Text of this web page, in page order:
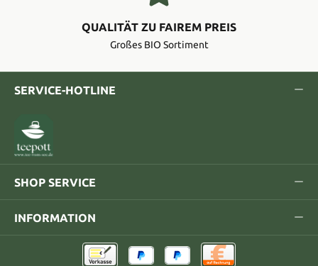
QUALITÄT ZU FAIREM PREIS
Großes BIO Sortiment
SERVICE-HOTLINE
SHOP SERVICE
INFORMATION